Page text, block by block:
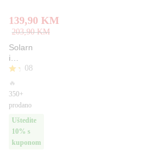
139,90 KM
203,90KM
Solarn
i
reflekt
1600
nosač
Gratis
O
cje
en
o
4.
63
od
08
🔥
350+
prodano
Uštedite
10% s
kuponom